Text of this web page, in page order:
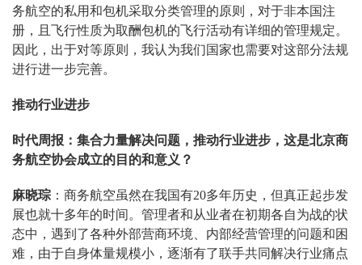
务航空的私用和包机采取分类管理的原则，对于非本国注
册，且飞行性质为取酬包机的飞行活动有详细的管理规定。
因此，出于对等原则，我认为我们国家也需要对这部分法规
进行进一步完善。
推动行业进步
时代周报：集合力量解决问题，推动行业进步，这是北京商
务航空协会成立的目的和意义？
麻晓琮 ：商务航空虽然在我国有20多年历史，但真正起步发
展也就十多年的时间。管理者和从业者在初期各自为战的状
态中，遇到了各种外部营商环境、内部经营管理的问题和困
难，由于自身体量规模小，逐渐有了联手共同解决行业痛点